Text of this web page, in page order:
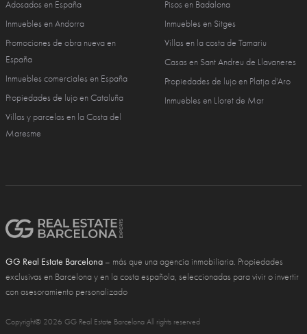
Adosados en España
Inmuebles en Andorra
Promociones de obra nueva en
España
Inmuebles comerciales en España
Propiedades de lujo en Cataluña
Villas y parcelas en la Costa del
Maresme
Pisos en Badalona
Inmuebles en Sitges
Villas en la costa de Tamariu
Casas en Sant Andreu de Llavaneres
Propiedades de lujo en Platja d'Aro
Inmuebles en Lloret de Mar
GG Real Estate Barcelona – más que una agencia inmobiliaria. Propiedades
exclusivas en Barcelona y en la costa española, seleccionadas para vivir o invertir
con asesoramiento personalizado
Copyright© 2026 GG Real Estate Barcelona All rights reserved